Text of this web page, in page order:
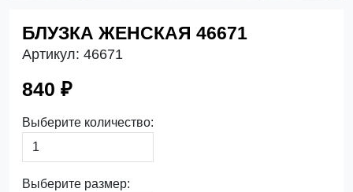
БЛУЗКА ЖЕНСКАЯ 46671
Артикул: 46671
840 ₽
Выберите количество:
Выберите размер: